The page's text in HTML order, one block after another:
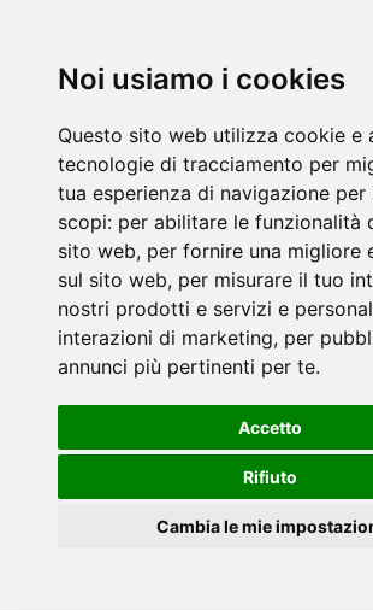
Noi usiamo i cookies
Questo sito web utilizza cookie e
tecnologie di tracciamento per
tua esperienza di navigazione per
scopi: per abilitare le funzionalità
sito web, per fornire una migliore
sul sito web, per misurare il tuo
nostri prodotti e servizi e
interazioni di marketing, per
annunci più pertinenti per te.
Accetto
Rifiuto
Cambia le mie